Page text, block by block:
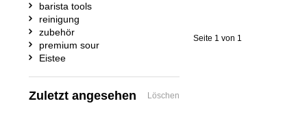
Seite 1 von 1
barista tools
reinigung
zubehör
premium sour
Eistee
Zuletzt angesehen Löschen